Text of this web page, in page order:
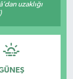
uzaklığı